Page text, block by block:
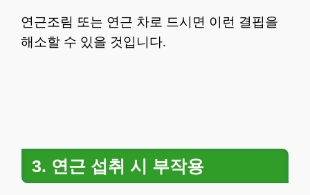
연근조림 또는 연근 차로 드시면 이런 결핍을
해소할 수 있을 것입니다.
3. 연근 섭취 시 부작용